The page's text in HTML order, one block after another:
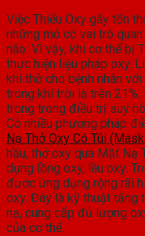
Việc Thiếu Oxy gây tổn
những mô có vai trò
não. Vì vậy, khi cơ thể bị
thực hiện liệu pháp oxy.
khí thở cho bệnh nhân
trong khí trời là trên 21%.
trọng trong điều trị suy
Có nhiều phương pháp
Nạ Thở Oxy Có Túi
hầu, thở oxy qua Mặt Nạ
dụng lồng oxy, lều oxy.
được ứng dụng rộng rãi
oxy. Đây là kỹ thuật tăng
nạ, cung cấp đủ lượng
của cơ thể.